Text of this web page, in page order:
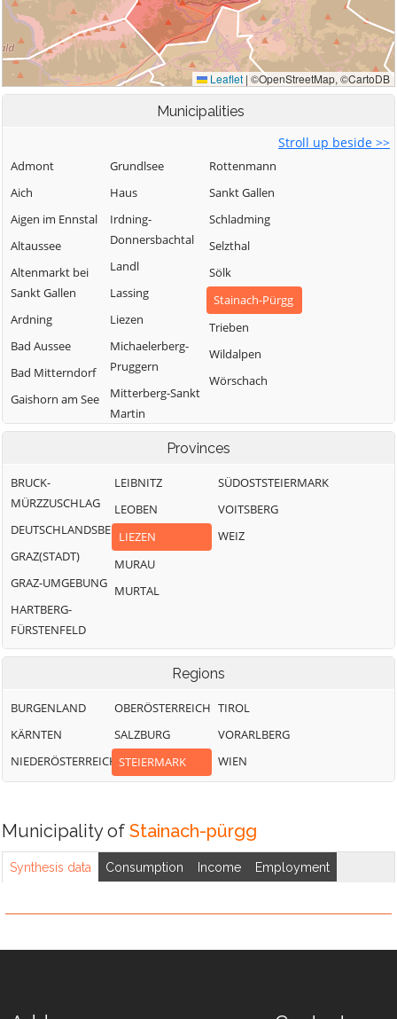
Municipalities
Stroll up beside >>
Admont
Aich
Aigen im Ennstal
Altaussee
Altenmarkt bei
Sankt Gallen
Ardning
Bad Aussee
Bad Mitterndorf
Gaishorn am See
Gröbming
Grundlsee
Haus
Irdning-
Donnersbachtal
Landl
Lassing
Liezen
Michaelerberg-
Pruggern
Mitterberg-Sankt
Martin
Dachstein
Rottenmann
Sankt Gallen
Schladming
Selzthal
Sölk
Stainach-Pürgg
Trieben
Wildalpen
Wörschach
Provinces
BRUCK-
MÜRZZUSCHLAG
DEUTSCHLANDSBERG
GRAZ(STADT)
GRAZ-UMGEBUNG
HARTBERG-
FÜRSTENFELD
LEIBNITZ
LEOBEN
LIEZEN
MURAU
MURTAL
SÜDOSTSTEIERMARK
VOITSBERG
WEIZ
Regions
BURGENLAND
KÄRNTEN
NIEDERÖSTERREICH
OBERÖSTERREICH
SALZBURG
STEIERMARK
TIROL
VORARLBERG
WIEN
Municipality of Stainach-pürgg
Synthesis data Consumption Income Employment